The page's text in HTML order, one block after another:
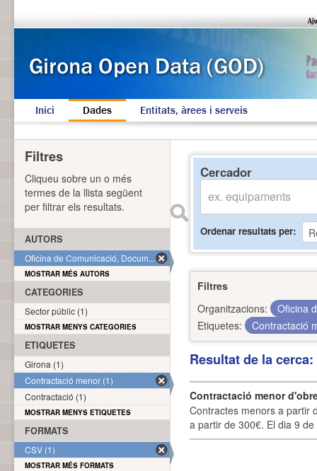
Inici Dades Entitats, àrees i serveis
Cercador
Ordenar resultats per
Filtres
Organitzacions:
Oficina
Etiquetes:
Contractació
Resultat de la
Contractació menor
Contractes menors a partir
a partir de 300€. El dia 9
Filtres
Cliqueu sobre un o més
termes de la llista següent
per filtrar els resultats.
AUTORS
Oficina de Comunicació, Docum... (1)
MOSTRAR MÉS AUTORS
CATEGORIES
Sector públic (1)
MOSTRAR MENYS CATEGORIES
ETIQUETES
Girona (1)
Contractació menor (1)
Contractació (1)
MOSTRAR MENYS ETIQUETES
FORMATS
CSV (1)
MOSTRAR MÉS FORMATS